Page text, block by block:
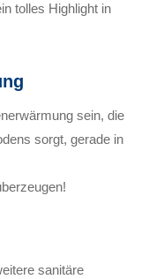
tolles Highlight in
sein, die
sorgt, gerade in
sanitäre